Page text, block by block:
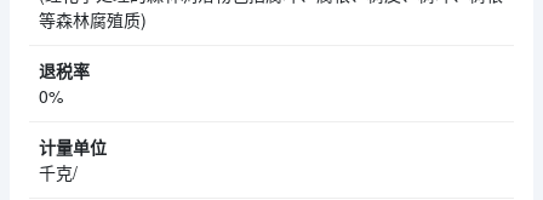
等森林腐殖质)
0%
千克/